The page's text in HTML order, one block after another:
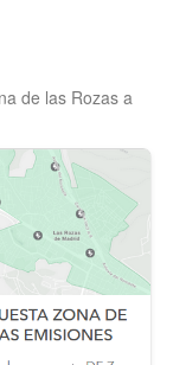
de las Rozas a